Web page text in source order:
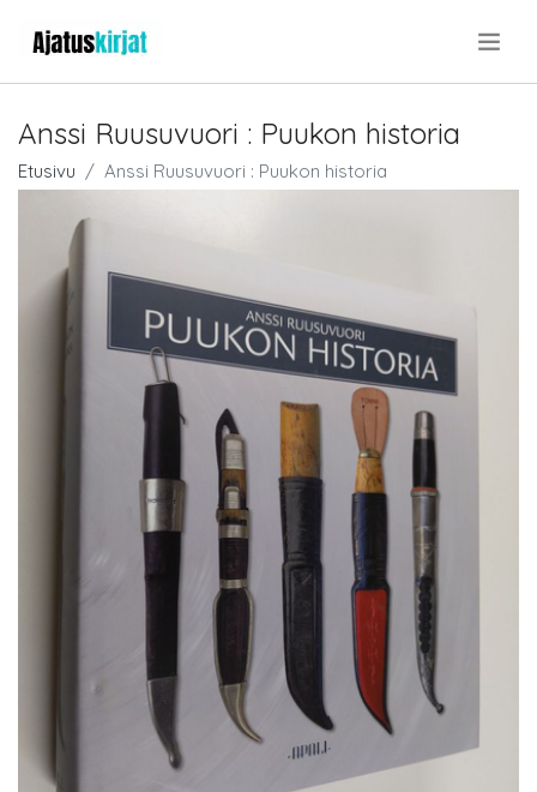
Anssi Ruusuvuori : Puukon historia
Etusivu Anssi Ruusuvuori : Puukon historia